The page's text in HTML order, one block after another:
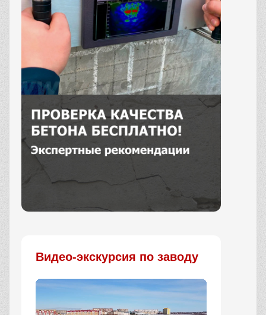
Видео-экскурсия по заводу